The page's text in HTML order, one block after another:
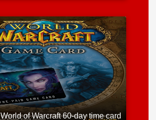
World of Warcraft 60-day time card